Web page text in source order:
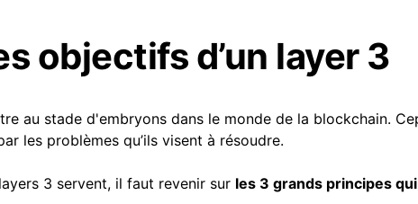
objectifs d’un layer 3
au stade d'embryons dans le monde de la blockchain.
les problèmes qu’ils visent à résoudre.
3 servent, il faut revenir sur les 3 grands principes